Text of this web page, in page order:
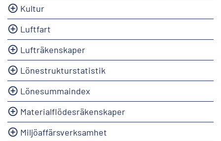
Kultur
Luftfart
Lufträkenskaper
Lönestrukturstatistik
Lönesummaindex
Materialflödesräkenskaper
Miljöaffärsverksamhet